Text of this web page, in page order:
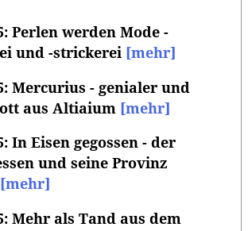
Perlen werden Mode -
und -strickerei [mehr]
Mercurius - genialer und
aus Altiaium [mehr]
In Eisen gegossen - der
und seine Provinz
[mehr]
Mehr als Tand aus dem